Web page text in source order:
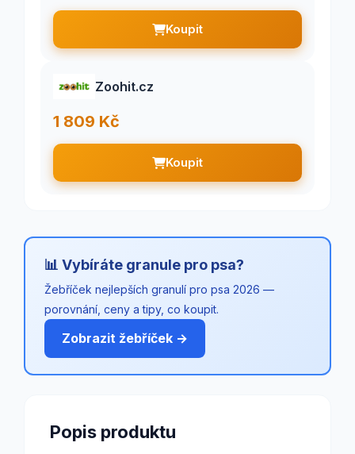
Koupit
Zoohit.cz
1 809 Kč
Koupit
📊 Vybíráte granule pro psa?
Žebříček nejlepších granulí pro psa 2026 —
porovnání, ceny a tipy, co koupit.
Zobrazit žebříček →
Popis produktu